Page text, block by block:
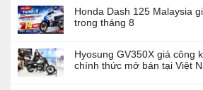
Honda Dash 125 Malaysia
trong tháng 8
Hyosung GV350X giá công
chính thức mở bán tại Việt